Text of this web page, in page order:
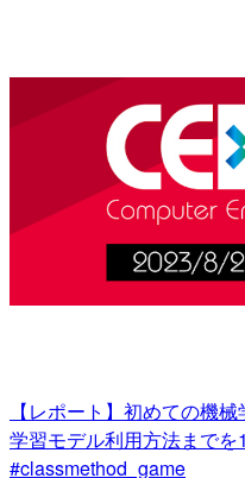
【レポート】初めての機
学習モデル利用方法まで
#classmethod_game